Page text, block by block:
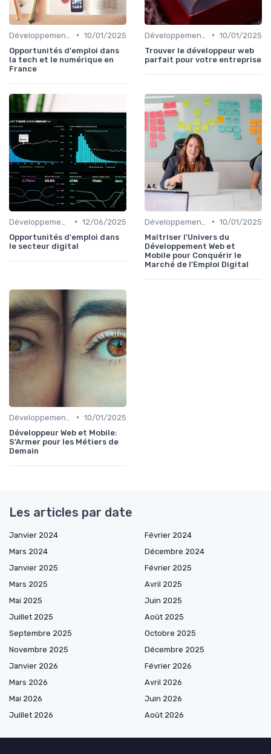
• 10/01/2025
Opportunités d'emploi dans
la tech et le numérique en
France
• 10/01/2025
Trouver le développeur web
parfait pour votre entreprise
• 12/06/2025
Opportunités d'emploi dans
le secteur digital
• 10/01/2025
Maîtriser l'Univers du
Développement Web et
Mobile pour Conquérir le
Marché de l'Emploi Digital
• 10/01/2025
Développeur Web et Mobile:
S'Armer pour les Métiers de
Demain
Les articles par date
Janvier 2024
Février 2024
Mars 2024
Décembre 2024
Janvier 2025
Février 2025
Mars 2025
Avril 2025
Mai 2025
Juin 2025
Juillet 2025
Août 2025
Septembre 2025
Octobre 2025
Novembre 2025
Décembre 2025
Janvier 2026
Février 2026
Mars 2026
Avril 2026
Mai 2026
Juin 2026
Juillet 2026
Août 2026